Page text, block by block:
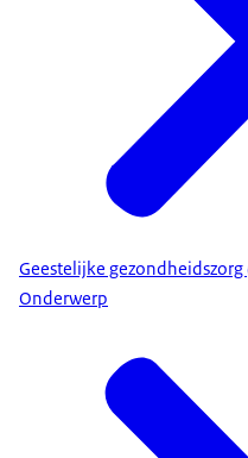
Geestelijke gezondheidszorg
Onderwerp